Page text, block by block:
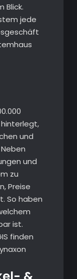
Blick.
jede
und
und
zu
Preise
So haben
ist.
finden